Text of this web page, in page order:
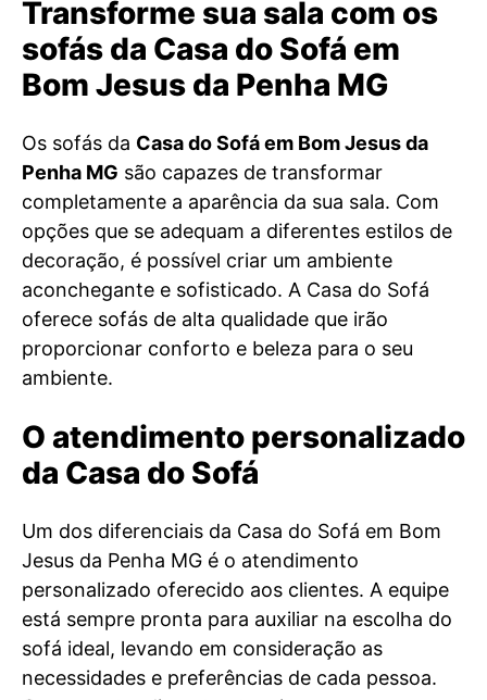
Transforme sua sala com os
sofás da Casa do Sofá em
Bom Jesus da Penha MG
Os sofás da Casa do Sofá em Bom Jesus da
Penha MG são capazes de transformar
completamente a aparência da sua sala. Com
opções que se adequam a diferentes estilos de
decoração, é possível criar um ambiente
aconchegante e sofisticado. A Casa do Sofá
oferece sofás de alta qualidade que irão
proporcionar conforto e beleza para o seu
ambiente.
O atendimento personalizado
da Casa do Sofá
Um dos diferenciais da Casa do Sofá em Bom
Jesus da Penha MG é o atendimento
personalizado oferecido aos clientes. A equipe
está sempre pronta para auxiliar na escolha do
sofá ideal, levando em consideração as
necessidades e preferências de cada pessoa.